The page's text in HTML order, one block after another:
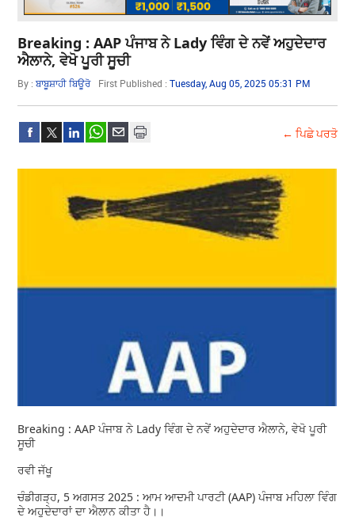
Breaking : AAP ਪੰਜਾਬ ਨੇ Lady ਵਿੰਗ ਦੇ ਨਵੇਂ ਅਹੁਦੇਦਾਰ
ਐਲਾਨੇ, ਵੇਖੋ ਪੂਰੀ ਸੂਚੀ
By :ਬਾਬੂਸ਼ਾਹੀ ਬਿਊਰੋ First Published :Tuesday, Aug 05, 2025 05:31 PM
← ਪਿਛੇ ਪਰਤੋ
Breaking : AAP ਪੰਜਾਬ ਨੇ Lady ਵਿੰਗ ਦੇ ਨਵੇਂ ਅਹੁਦੇਦਾਰ ਐਲਾਨੇ, ਵੇਖੋ ਪੂਰੀ
ਸੂਚੀ
ਰਵੀ ਜੱਖੂ
ਚੰਡੀਗੜ੍ਹ, 5 ਅਗਸਤ 2025 : ਆਮ ਆਦਮੀ ਪਾਰਟੀ (AAP) ਪੰਜਾਬ ਮਹਿਲਾ ਵਿੰਗ
ਦੇ ਅਹੁਦੇਦਾਰਾਂ ਦਾ ਐਲਾਨ ਕੀਤਾ ਹੈ।।